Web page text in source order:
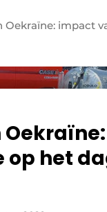
| Platform voor de
statement
Oekraïne: impact
op het